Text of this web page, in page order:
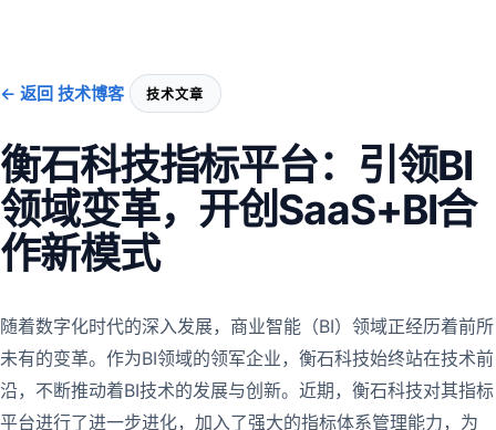
← 返回 技术博客 技术文章
衡石科技指标平台：引领BI
领域变革，开创SaaS+BI合
作新模式
随着数字化时代的深入发展，商业智能（BI）领域正经历着前所
未有的变革。作为BI领域的领军企业，衡石科技始终站在技术前
沿，不断推动着BI技术的发展与创新。近期，衡石科技对其指标
平台进行了进一步进化，加入了强大的指标体系管理能力，为